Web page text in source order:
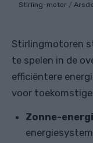
Stirling-motor /
Stirlingmotoren
te spelen in de
efficiëntere
voor
Zonne-